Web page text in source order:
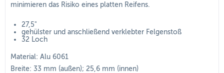
minimieren das Risiko eines platten Reifens.
27,5"
gehülster und anschließend verklebter Felgenstoß
32 Loch
Material: Alu 6061
Breite: 33 mm (außen); 25,6 mm (innen)